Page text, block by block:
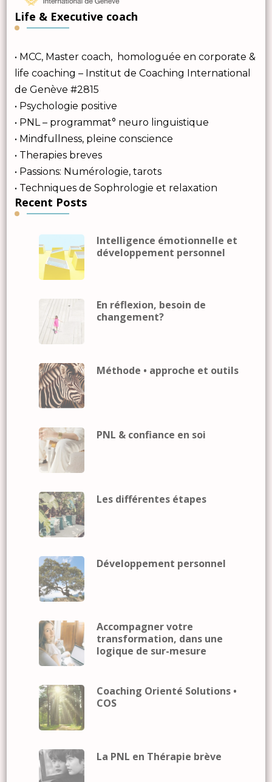
Life & Executive coach
• MCC, Master coach, homologuée en corporate &
life coaching – Institut de Coaching International
de Genève #2815
• Psychologie positive
• PNL – programmat° neuro linguistique
• Mindfullness, pleine conscience
• Therapies breves
• Passions: Numérologie, tarots
• Techniques de Sophrologie et relaxation
Recent Posts
Intelligence émotionnelle et
développement personnel
En réflexion, besoin de
changement?
Méthode • approche et outils
PNL & confiance en soi
Les différentes étapes
Développement personnel
Accompagner votre
transformation, dans une
logique de sur-mesure
Coaching Orienté Solutions •
COS
La PNL en Thérapie brève